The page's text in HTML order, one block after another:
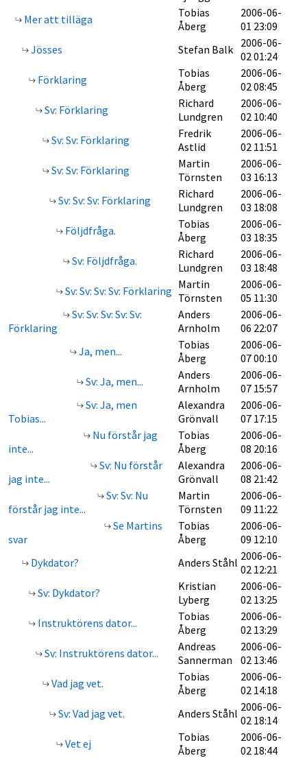
Mer att tilläga
Tobias
Åberg
2006-06-
01 23:09
Jösses
Stefan Balk 2006-06-
02 01:24
Förklaring
Tobias
Åberg
2006-06-
02 08:45
Sv: Förklaring
Richard
Lundgren
2006-06-
02 10:40
Sv: Sv: Förklaring
Fredrik
Astlid
2006-06-
02 11:51
Sv: Sv: Förklaring
Martin
Törnsten
2006-06-
03 16:13
Sv: Sv: Sv: Förklaring
Richard
Lundgren
2006-06-
03 18:08
Följdfråga.
Tobias
Åberg
2006-06-
03 18:35
Sv: Följdfråga.
Richard
Lundgren
2006-06-
03 18:48
Sv: Sv: Sv: Sv: Förklaring Martin
Törnsten
2006-06-
05 11:30
Sv: Sv: Sv: Sv: Sv:
Förklaring
Anders
Arnholm
2006-06-
06 22:07
Ja, men...
Tobias
Åberg
2006-06-
07 00:10
Sv: Ja, men...
Anders
Arnholm
2006-06-
07 15:57
Sv: Ja, men
Tobias...
Alexandra
Grönvall
2006-06-
07 17:15
Nu förstår jag
inte...
Tobias
Åberg
2006-06-
08 20:16
Sv: Nu förstår
jag inte...
Alexandra
Grönvall
2006-06-
08 21:42
Sv: Sv: Nu
förstår jag inte...
Martin
Törnsten
2006-06-
09 11:22
Se Martins
svar
Tobias
Åberg
2006-06-
09 12:10
Dykdator?
Anders Ståhl 2006-06-
02 12:21
Sv: Dykdator?
Kristian
Lyberg
2006-06-
02 13:25
Instruktörens dator...
Tobias
Åberg
2006-06-
02 13:29
Sv: Instruktörens dator...
Andreas
Sannerman
2006-06-
02 13:46
Vad jag vet.
Tobias
Åberg
2006-06-
02 14:18
Sv: Vad jag vet.
Anders Ståhl 2006-06-
02 18:14
Vet ej
Tobias
Åberg
2006-06-
02 18:44